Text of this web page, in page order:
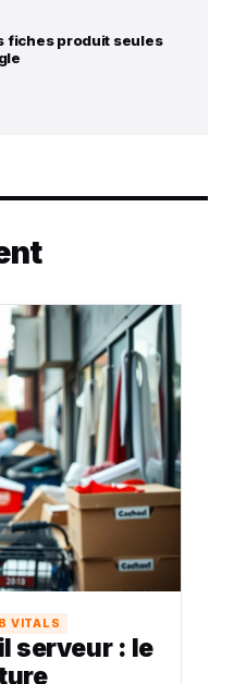
fiches produit seules
VITALS
serveur : le